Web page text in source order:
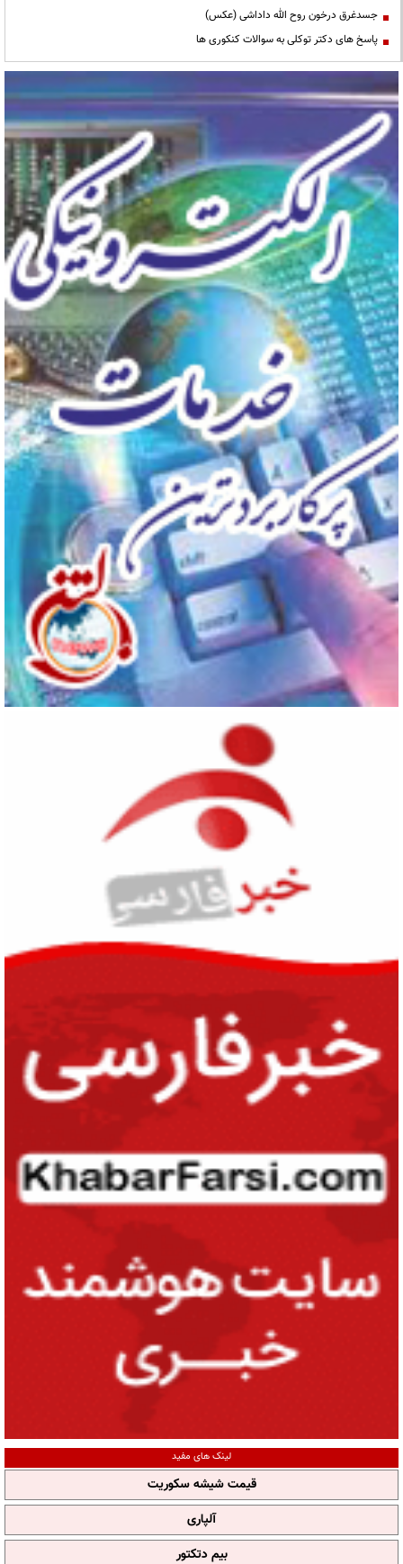
جسدغرق درخون روح الله داداشی (عکس)
پاسخ های دکتر توکلی به سوالات کنکوری ها
لینک های مفید
قیمت شیشه سکوریت
آلپاری
بیم دتکتور